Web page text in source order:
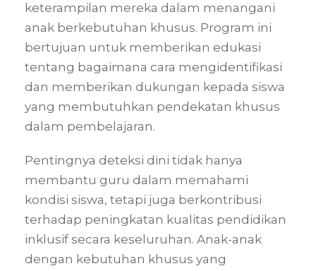
keterampilan mereka dalam menangani
anak berkebutuhan khusus. Program ini
bertujuan untuk memberikan edukasi
tentang bagaimana cara mengidentifikasi
dan memberikan dukungan kepada siswa
yang membutuhkan pendekatan khusus
dalam pembelajaran.
Pentingnya deteksi dini tidak hanya
membantu guru dalam memahami
kondisi siswa, tetapi juga berkontribusi
terhadap peningkatan kualitas pendidikan
inklusif secara keseluruhan. Anak-anak
dengan kebutuhan khusus yang